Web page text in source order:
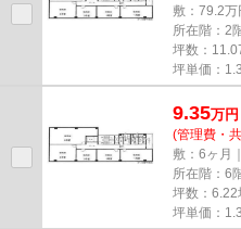
敷：79.2万
所在階：2
坪数：
坪単価：
9.35万円
(管理費・
敷：6ヶ月
所在階：6
坪数：6.22
坪単価：